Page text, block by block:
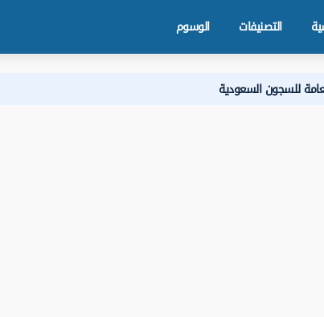
التصنيفات الوسوم
للسجون السعودية